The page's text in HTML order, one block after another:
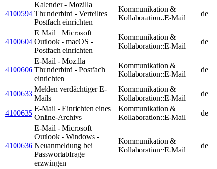
4100594
Kalender - Mozilla
Thunderbird - Verteiltes
Postfach einrichten
Kommunikation &
Kollaboration::E-Mail
de
4100604
E-Mail - Microsoft
Outlook - macOS -
Postfach einrichten
Kommunikation &
Kollaboration::E-Mail
de
4100606
E-Mail - Mozilla
Thunderbird - Postfach
einrichten
Kommunikation &
Kollaboration::E-Mail
de
4100633
Melden verdächtiger E-
Mails
Kommunikation &
Kollaboration::E-Mail
de
4100635
E-Mail - Einrichten eines
Online-Archivs
Kommunikation &
Kollaboration::E-Mail
de
4100636
E-Mail - Microsoft
Outlook - Windows -
Neuanmeldung bei
Passwortabfrage
erzwingen
Kommunikation &
Kollaboration::E-Mail
de